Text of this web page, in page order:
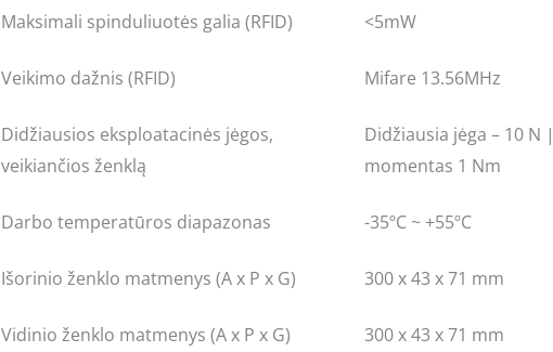
Maksimali spinduliuotės galia (RFID) <5mW
Veikimo dažnis (RFID) Mifare 13.56MHz
Didžiausios eksploatacinės jėgos,
veikiančios ženklą
Didžiausia jėga – 10
momentas 1 Nm
Darbo temperatūros diapazonas -35ºC ~ +55ºC
Išorinio ženklo matmenys (A x P x G) 300 x 43 x 71 mm
Vidinio ženklo matmenys (A x P x G) 300 x 43 x 71 mm